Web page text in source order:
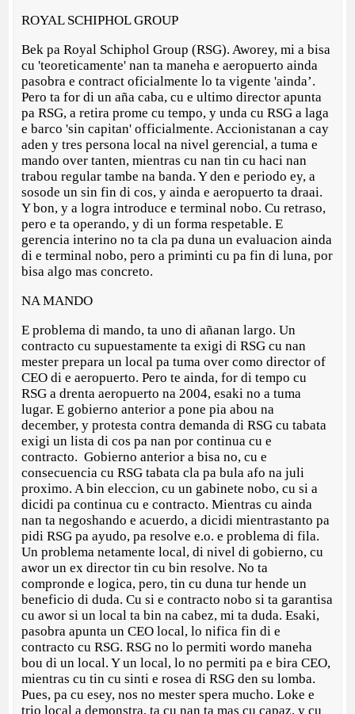
ROYAL SCHIPHOL GROUP
Bek pa Royal Schiphol Group (RSG). Aworey, mi a bisa
cu 'teoreticamente' nan ta maneha e aeropuerto ainda
pasobra e contract oficialmente lo ta vigente 'ainda’.
Pero ta for di un aña caba, cu e ultimo director apunta
pa RSG, a retira prome cu tempo, y unda cu RSG a laga
e barco 'sin capitan' officialmente. Accionistanan a cay
aden y tres persona local na nivel gerencial, a tuma e
mando over tanten, mientras cu nan tin cu haci nan
trabou regular tambe na banda. Y den e periodo ey, a
sosode un sin fin di cos, y ainda e aeropuerto ta draai.
Y bon, y a logra introduce e terminal nobo. Cu retraso,
pero e ta operando, y di un forma respetable. E
gerencia interino no ta cla pa duna un evaluacion ainda
di e terminal nobo, pero a priminti cu pa fin di luna, por
bisa algo mas concreto.
NA MANDO
E problema di mando, ta uno di añanan largo. Un
contracto cu supuestamente ta exigi di RSG cu nan
mester prepara un local pa tuma over como director of
CEO di e aeropuerto. Pero te ainda, for di tempo cu
RSG a drenta aeropuerto na 2004, esaki no a tuma
lugar. E gobierno anterior a pone pia abou na
december, y protesta contra demanda di RSG cu tabata
exigi un lista di cos pa nan por continua cu e
contracto. Gobierno anterior a bisa no, cu e
consecuencia cu RSG tabata cla pa bula afo na juli
proximo. A bin eleccion, cu un gabinete nobo, cu si a
dicidi pa continua cu e contracto. Mientras cu ainda
nan ta negoshando e acuerdo, a dicidi mientrastanto pa
pidi RSG pa ayudo, pa resolve e.o. e problema di fila.
Un problema netamente local, di nivel di gobierno, cu
awor un ex director tin cu bin resolve. No ta
compronde e logica, pero, tin cu duna tur hende un
beneficio di duda. Cu si e contracto nobo si ta garantisa
cu awor si un local ta bin na cabez, mi ta duda. Esaki,
pasobra apunta un CEO local, lo nifica fin di e
contracto cu RSG. RSG no lo permiti wordo maneha
bou di un local. Y un local, lo no permiti pa e bira CEO,
mientras cu tin cu sinti e rosea di RSG den su lomba.
Pues, pa cu esey, nos no mester spera mucho. Loke e
trio local a demonstra, ta cu nan ta mas cu capaz, y cu